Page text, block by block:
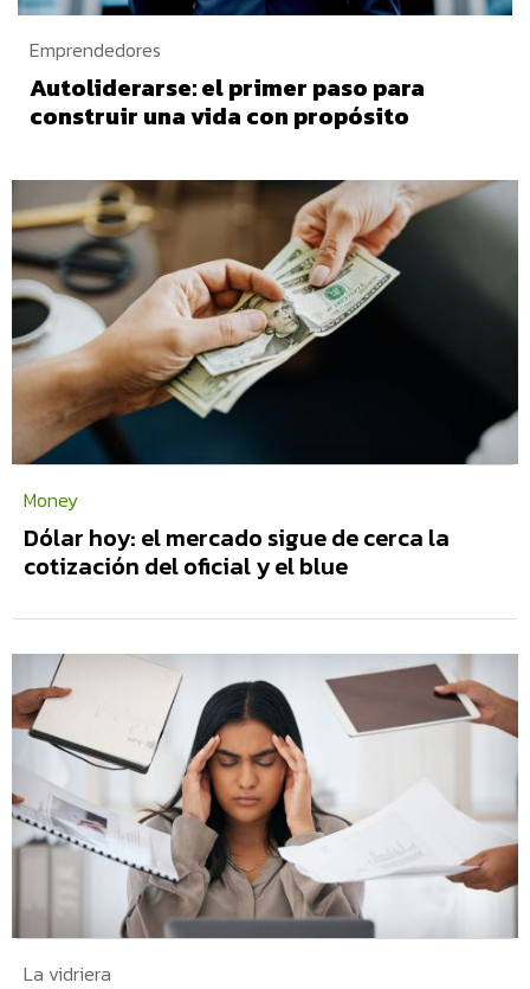
Emprendedores
Autoliderarse: el primer paso para
construir una vida con propósito
Money
Dólar hoy: el mercado sigue de cerca la
cotización del oficial y el blue
La vidriera